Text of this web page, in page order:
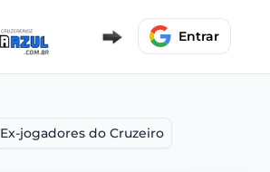
Entrar
Ex-jogadores do Cruzeiro